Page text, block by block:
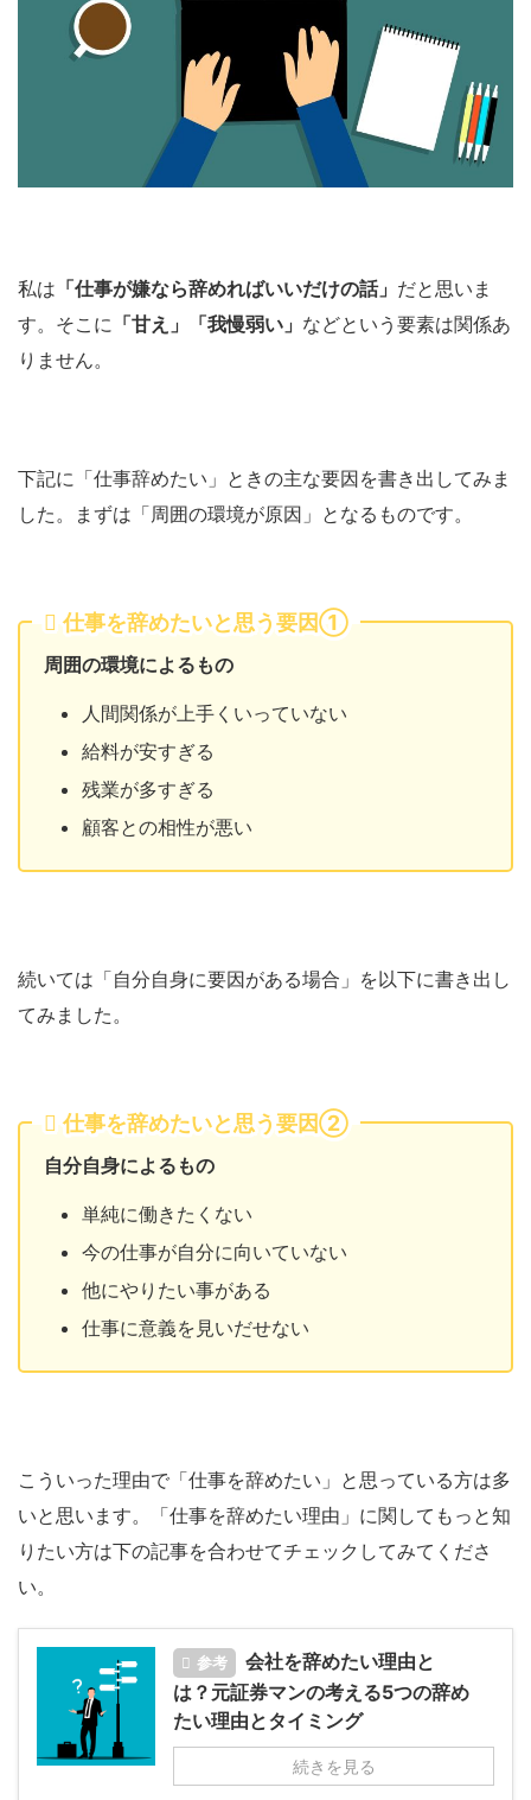
私は 「仕事が嫌なら辞めればいいだけの話」 だと思いま
す。そこに 「甘え」「我慢弱い」 などという要素は関係あ
りません。
下記に「仕事辞めたい」ときの主な要因を書き出してみま
した。まずは「周囲の環境が原因」となるものです。
仕事を辞めたいと思う要因①
周囲の環境によるもの
人間関係が上手くいっていない
給料が安すぎる
残業が多すぎる
顧客との相性が悪い
続いては「自分自身に要因がある場合」を以下に書き出し
てみました。
仕事を辞めたいと思う要因②
自分自身によるもの
単純に働きたくない
今の仕事が自分に向いていない
他にやりたい事がある
仕事に意義を見いだせない
こういった理由で「仕事を辞めたい」と思っている方は多
いと思います。「仕事を辞めたい理由」に関してもっと知
りたい方は下の記事を合わせてチェックしてみてくださ
い。
参考
会社を辞めたい理由と
は？元証券マンの考える5つの辞め
たい理由とタイミング
続きを見る